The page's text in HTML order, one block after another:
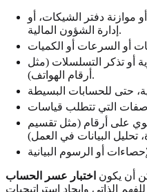
موازنة دفتر الشيكات، أو
إدارة الشؤون المالية.
أو تذكر التسلسلات (مثل
أرقام الهواتف).
على أرقام (مثل تقسيم
أن يكون اختبار عسر الحساب
الذاتي وإيجاد استراتيجيات